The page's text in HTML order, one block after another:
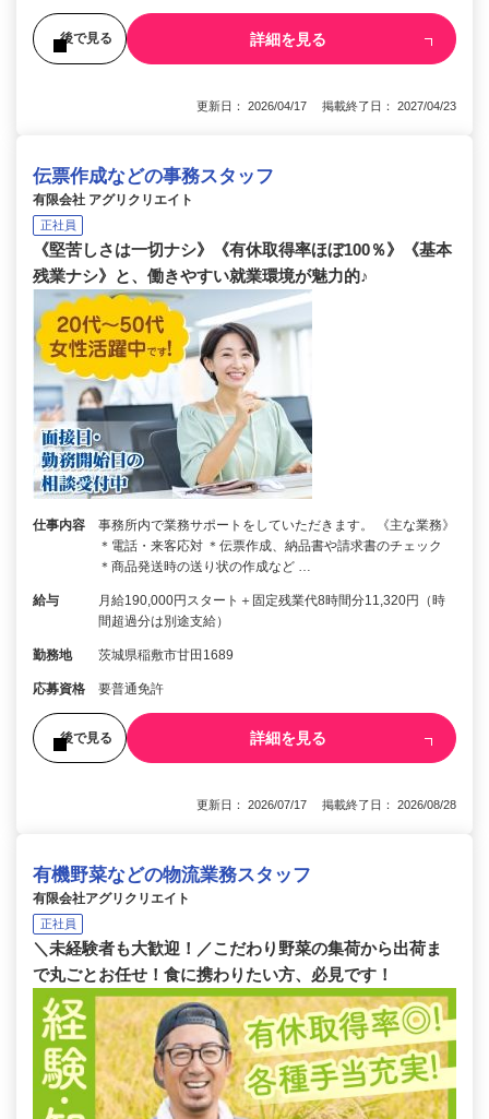
後で見る 詳細を見る
更新日： 2026/04/17 掲載終了日： 2027/04/23
伝票作成などの事務スタッフ
有限会社 アグリクリエイト
正社員
《堅苦しさは一切ナシ》《有休取得率ほぼ100％》《基本
残業ナシ》と、働きやすい就業環境が魅力的♪
仕事内容
事務所内で業務サポートをしていただきます。 《主な業務》
＊電話・来客応対 ＊伝票作成、納品書や請求書のチェック
＊商品発送時の送り状の作成など …
給与
月給190,000円スタート＋固定残業代8時間分11,320円（時
間超過分は別途支給）
勤務地 茨城県稲敷市甘田1689
応募資格 要普通免許
後で見る 詳細を見る
更新日： 2026/07/17 掲載終了日： 2026/08/28
有機野菜などの物流業務スタッフ
有限会社アグリクリエイト
正社員
＼未経験者も大歓迎！／こだわり野菜の集荷から出荷ま
で丸ごとお任せ！食に携わりたい方、必見です！